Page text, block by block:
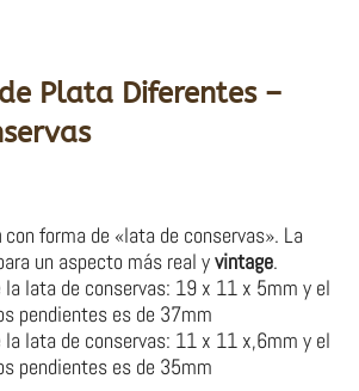
Plata Diferentes –
con forma de «lata de conservas». La
un aspecto más real yvintage.
la lata de conservas: 19 x 11 x 5mm y el
pendientes es de 37mm
la lata de conservas: 11 x 11 x,6mm y el
pendientes es de 35mm